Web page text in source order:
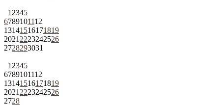
1 2345
6789101112
13141516171819
2021 2223242526
2728293031
1 2345
6789101112
13141516171819
2021 2223242526
2728